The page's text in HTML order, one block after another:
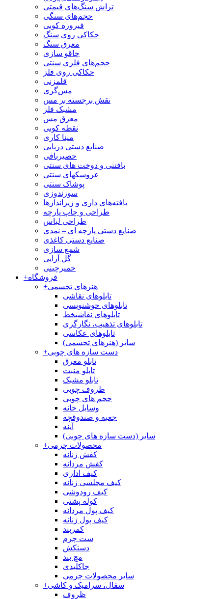
تراش سنگ‌های قیمتی
حجم‌های سنگی
فیروزه کوبی
حکاکی روی سنگ
معرق سنگ
چاقو سازی
حجم‌های فلزی سنتی
حکاکی روی فلز
قلمزنی
مس‌گری
نقش برجسته بر مس
مشبک فلز
معرق مس
نقطه کوبی
مینا کاری
صنایع دستی دریایی
حصیربافی
بافتنی‌ و دوخت های سنتی
عروسکهای سنتی
پوشاک سنتی
سوزندوزی
بافته‌های داری و زیراندازها
طراحی و چاپ پارچه
طراحی لباس
صنایع دستی پارچه ای – نمدی
صنایع دستی کاغذی
شمع سازی
گل آرایی
خمیرچینی
+فروشگاه
+هنرهای تجسمی
تابلوهای نقاشی
تابلوهای خوشنویسی
تابلوهای نقاشیخط
تابلوهای تذهیب، نگارگری
تابلوهای عکاسی
سایر (هنرهای تجسمی)
+دست سازه های چوبی
تابلو معرق
تابلو منبت
تابلو مشبک
ظروف چوبی
حجم های چوبی
وسایل خانه
جعبه و صندوقچه
آینه
سایر (دست سازه های چوبی)
+محصولات چرمی
کفش زنانه
کفش مردانه
کیف اداری
کیف مجلسی زنانه
کیف رودوشی
کوله پشتی
کیف پول مردانه
کیف پول زنانه
کمربند
ست چرم
دستکش
مچ بند
جاکلیدی
سایر محصولات چرمی
+سفال، سرامیک و کاشی
ظروف